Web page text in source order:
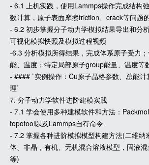
- 6.1 上机实践，使用Lammps操作完成结构
数计算，原子表面摩擦friction、crack等问题
- 6.2 初步掌握分子动力学模拟结果导出和分
可视化模拟快照及模拟过程视频
-6.3 分析模拟所得结果，完成体系原子受力
能、温度；特定局部原子group能量、温度等
- #### `实例操作：Cu原子晶格参数、总能计
理`
7. 分子动力学软件进阶建模实践
- 7.1 学会使用多种建模软件和方法：
topotool以及Lammps自有命令
- 7.2 掌握各种进阶模拟模型构建方法(二维纳
体、非晶，有机、无机混合溶液模型，固液
等)